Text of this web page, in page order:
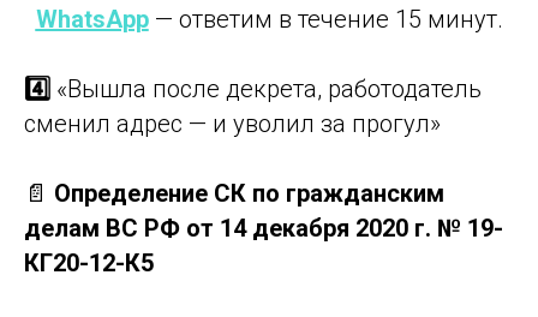
WhatsApp— ответим в течение 15 минут.
4️⃣ «Вышла после декрета, работодатель
сменил адрес — и уволил за прогул»
📄 Определение СК по гражданским
делам ВС РФ от 14 декабря 2020 г. № 19-
КГ20-12-К5